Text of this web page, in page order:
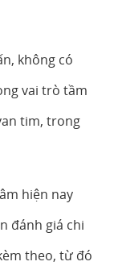
không có
vai trò tầm
tim, trong
hiện nay
đánh giá chi
theo, từ đó